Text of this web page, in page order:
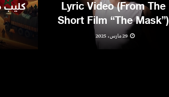
Lyric Video (From The
Short Film “The Mask”)
29 مارس، 2025
كليب